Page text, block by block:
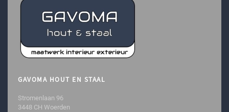
GAVOMA HOUT EN STAAL
Stromenlaan 96
3448 CH Woerden